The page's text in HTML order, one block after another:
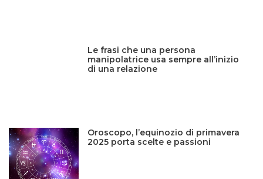
Le frasi che una persona
manipolatrice usa sempre all’inizio
di una relazione
Oroscopo, l’equinozio di primavera
2025 porta scelte e passioni